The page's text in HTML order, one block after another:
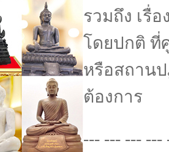
รวมถึง เรื่
โดยปกติ ที่
หรือสถาน
ต้องการ
--- --- --- ---